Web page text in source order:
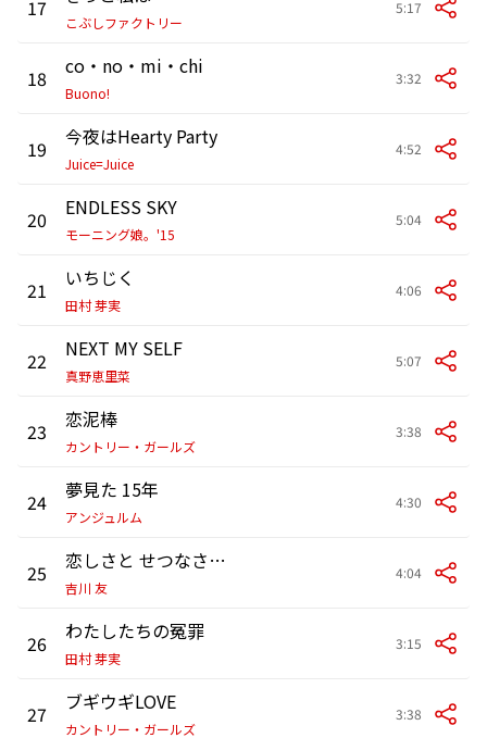
17
こぶしファクトリー
5:17
18 co・no・mi・chi
Buono!
3:32
19 今夜はHearty Party
Juice=Juice
4:52
20 ENDLESS SKY
モーニング娘。'15
5:04
21 いちじく
田村 芽実
4:06
22 NEXT MY SELF
真野恵里菜
5:07
23 恋泥棒
カントリー・ガールズ
3:38
24 夢見た 15年
アンジュルム
4:30
25 恋しさと せつなさと 心強さと
吉川 友
4:04
26 わたしたちの冤罪
田村 芽実
3:15
27 ブギウギLOVE
カントリー・ガールズ
3:38